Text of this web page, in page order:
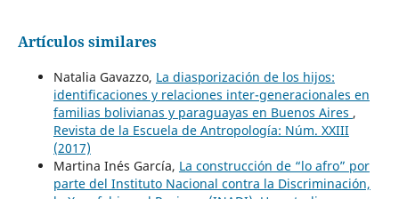
Artículos similares
Natalia Gavazzo, La diasporización de los hijos:
identificaciones y relaciones inter-generacionales en
familias bolivianas y paraguayas en Buenos Aires ,
Revista de la Escuela de Antropología: Núm. XXIII
(2017)
Martina Inés García, La construcción de “lo afro” por
parte del Instituto Nacional contra la Discriminación,